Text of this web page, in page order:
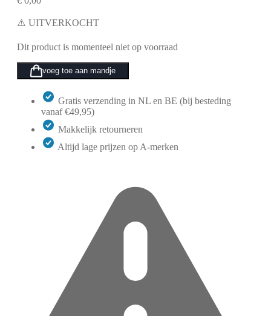
⚠️ UITVERKOCHT
Dit product is momenteel niet op voorraad
voeg toe aan mandje
Gratis verzending in NL en BE (bij besteding
vanaf €49,95)
Makkelijk retourneren
Altijd lage prijzen op A-merken